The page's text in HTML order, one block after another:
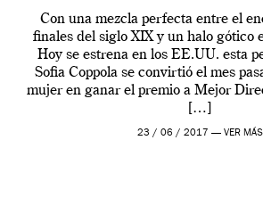
Con una mezcla perfecta entre el
finales del siglo XIX y un halo gótico
Hoy se estrena en los EE.UU. esta
Sofia Coppola se convirtió el mes
mujer en ganar el premio a Mejor
[…]
23 / 06 / 2017 — VER MÁS